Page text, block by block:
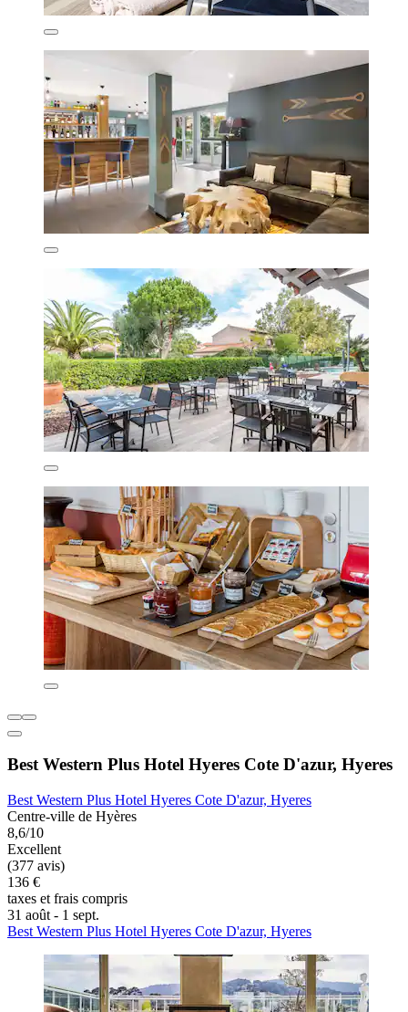
Best Western Plus Hotel Hyeres Cote D'azur, Hyeres
Best Western Plus Hotel Hyeres Cote D'azur, Hyeres
Centre-ville de Hyères
8,6/10
Excellent
(377 avis)
136 €
taxes et frais compris
31 août - 1 sept.
Best Western Plus Hotel Hyeres Cote D'azur, Hyeres